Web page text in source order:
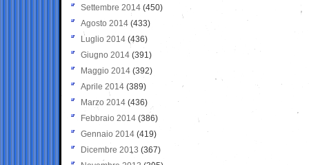
Settembre 2014 (450)
Agosto 2014 (433)
Luglio 2014 (436)
Giugno 2014 (391)
Maggio 2014 (392)
Aprile 2014 (389)
Marzo 2014 (436)
Febbraio 2014 (386)
Gennaio 2014 (419)
Dicembre 2013 (367)